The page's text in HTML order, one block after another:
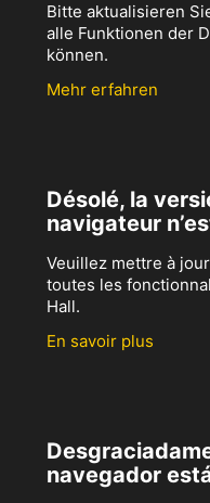
Bitte aktualisieren
alle Funktionen der
können.
Mehr erfahren
Désolé, la
navigateur
Veuillez mettre à
toutes les
Hall.
En savoir plus
navegador